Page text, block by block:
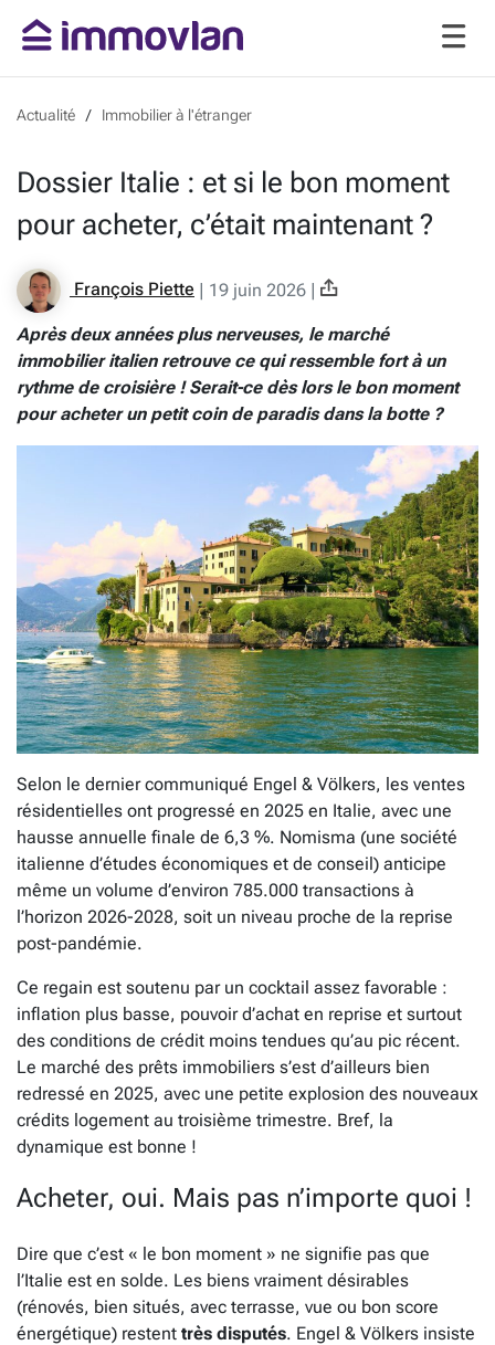
Actualité Immobilier à l'étranger
Dossier Italie : et si le bon moment
pour acheter, c’était maintenant ?
François Piette | 19 juin 2026 |
Après deux années plus nerveuses, le marché
immobilier italien retrouve ce qui ressemble fort à un
rythme de croisière ! Serait-ce dès lors le bon moment
pour acheter un petit coin de paradis dans la botte ?
Selon le dernier communiqué Engel & Völkers, les ventes
résidentielles ont progressé en 2025 en Italie, avec une
hausse annuelle finale de 6,3 %. Nomisma (une société
italienne d’études économiques et de conseil) anticipe
même un volume d’environ 785.000 transactions à
l’horizon 2026-2028, soit un niveau proche de la reprise
post-pandémie.
Ce regain est soutenu par un cocktail assez favorable :
inflation plus basse, pouvoir d’achat en reprise et surtout
des conditions de crédit moins tendues qu’au pic récent.
Le marché des prêts immobiliers s’est d’ailleurs bien
redressé en 2025, avec une petite explosion des nouveaux
crédits logement au troisième trimestre. Bref, la
dynamique est bonne !
Acheter, oui. Mais pas n’importe quoi !
Dire que c’est « le bon moment » ne signifie pas que
l’Italie est en solde. Les biens vraiment désirables
(rénovés, bien situés, avec terrasse, vue ou bon score
énergétique) restent très disputés. Engel & Völkers insiste